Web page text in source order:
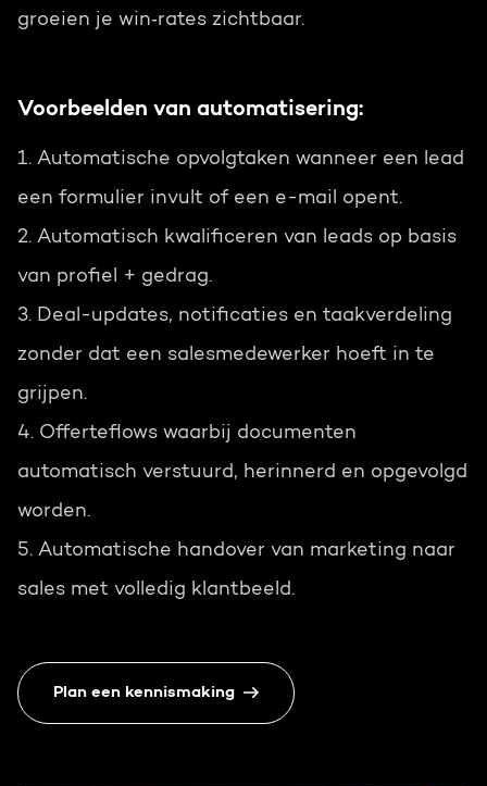
groeien je win‑rates zichtbaar.
Voorbeelden van automatisering:
1. Automatische opvolgtaken wanneer een lead
een formulier invult of een e-mail opent.
2. Automatisch kwalificeren van leads op basis
van profiel + gedrag.
3. Deal-updates, notificaties en taakverdeling
zonder dat een salesmedewerker hoeft in te
grijpen.
4. Offerteflows waarbij documenten
automatisch verstuurd, herinnerd en opgevolgd
worden.
5. Automatische handover van marketing naar
sales met volledig klantbeeld.
Plan een kennismaking